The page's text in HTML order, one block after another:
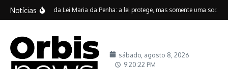
Ir para o conteúdo
Notícias
Vinte anos da Lei Maria da Penha: a lei protege, mas somente uma
sábado, agosto 8, 2026
9:20:23 PM